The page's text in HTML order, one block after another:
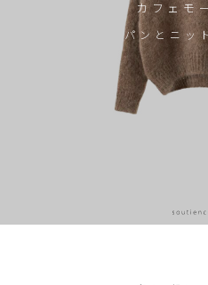
カフェモ
パンとニッ